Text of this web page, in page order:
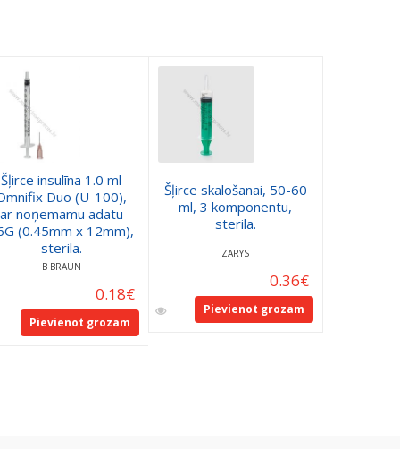
Šļirce insulīna 1.0 ml
Duo (U-100),
ar noņemamu adatu
(0.45mm x 12mm),
sterila.
B BRAUN
0.18€
Pievienot grozam
Šļirce skalošanai, 50-60
ml, 3 komponentu,
sterila.
ZARYS
0.36€
Pievienot grozam